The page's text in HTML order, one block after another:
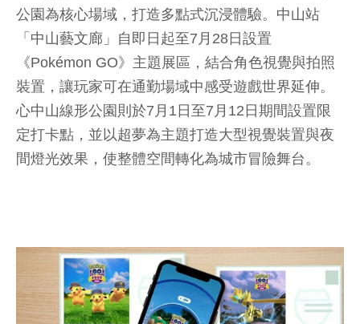
公園為核心場域，打造多點式沉浸體驗。中山站
「中山藝文廊」自即日起至7月28日設置
《Pokémon GO》主題展區，結合角色視覺與拍照
裝置，讓玩家可在通勤場域中感受遊戲世界延伸。
心中山線形公園則於7月1日至7月12日期間設置限
定打卡點，並以超夢為主題打造大型視覺裝置與夜
間燈光效果，使整體空間轉化為城市冒險舞台。